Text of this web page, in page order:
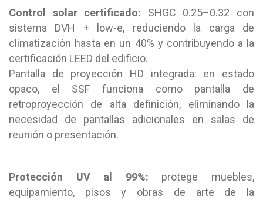
Control solar certificado: SHGC 0.25–0.32 con
sistema DVH + low-e, reduciendo la carga de
climatización hasta en un 40% y contribuyendo a la
certificación LEED del edificio.
Pantalla de proyección HD integrada: en estado
opaco, el SSF funciona como pantalla de
retroproyección de alta definición, eliminando la
necesidad de pantallas adicionales en salas de
reunión o presentación.
Protección UV al 99%: protege muebles,
equipamiento, pisos y obras de arte de la